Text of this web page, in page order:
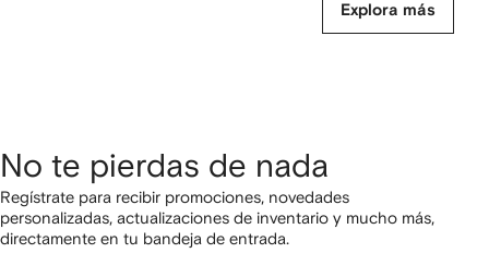
Explora más
No te pierdas de nada
Regístrate para recibir promociones, novedades
personalizadas, actualizaciones de inventario y mucho más,
directamente en tu bandeja de entrada.